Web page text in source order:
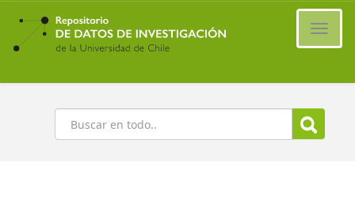
Ir
contenido
principal
Buscar